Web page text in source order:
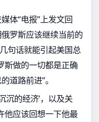
体“电报”上发文回
罗斯应该继续当前的
句话就能引起美国总
斯做的一切都是正确
道路前进”。
沉的经济’，以及关
他应该回想一下他最